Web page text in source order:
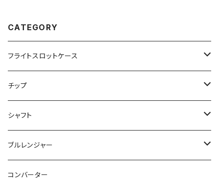
CATEGORY
フライトスロットケース
飛び出し防止リングなし
飛び出し防止リング付き
ノーマル
マーブル
シームレス用
チップ
２ＢＡ用チップ
シャークチップ
シャークチップコンバージョン
４ＢＡ用チップ
ドルフィンチップ
シャフト
ノーマル
アクタゴンシャフト
ツインシャフト
ブルレンジャー
光るブルレンジャー
コンバーター